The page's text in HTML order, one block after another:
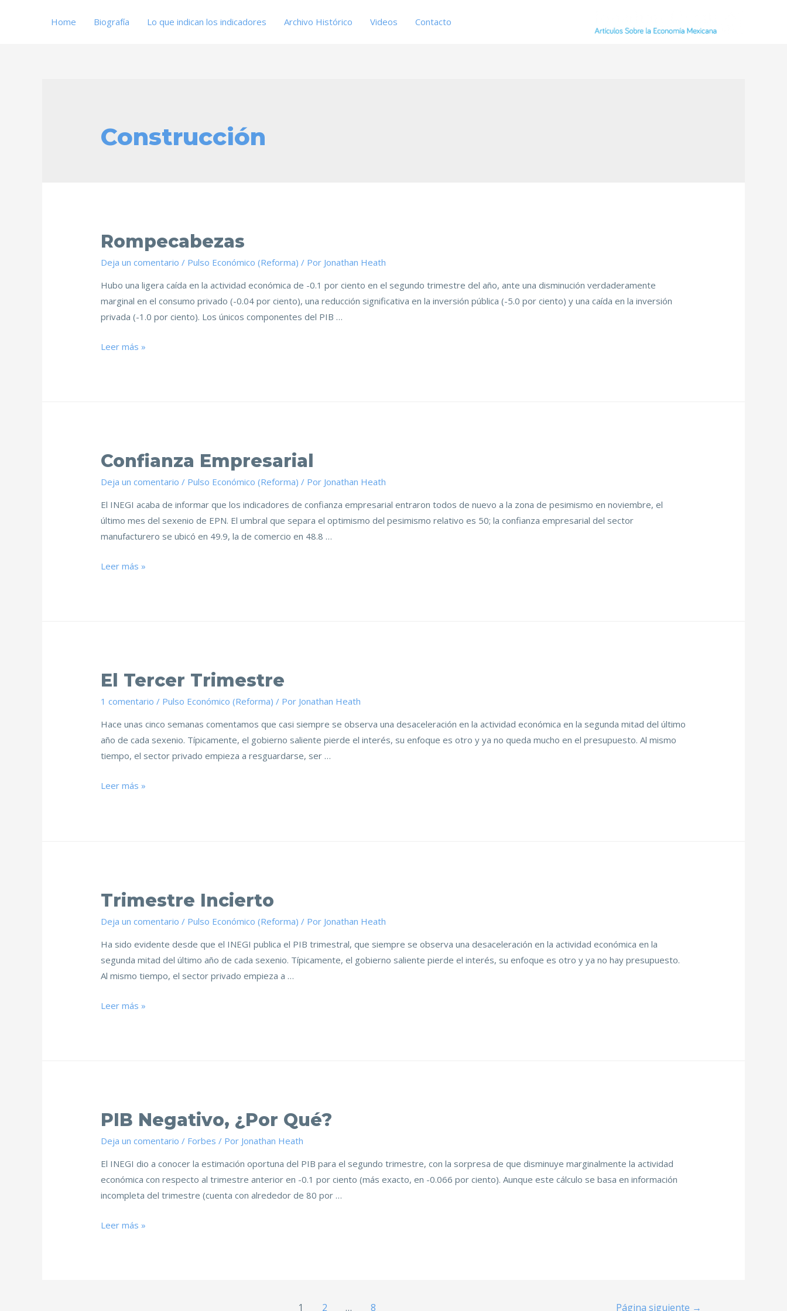
Home Biografía Lo que indican los indicadores Archivo Histórico Videos Contacto
Construcción
Rompecabezas
Deja un comentario / Pulso Económico (Reforma) / Por Jonathan Heath
Hubo una ligera caída en la actividad económica de -0.1 por ciento en el segundo trimestre del año, ante una disminución verdaderamente
marginal en el consumo privado (-0.04 por ciento), una reducción significativa en la inversión pública (-5.0 por ciento) y una caída en la inversión
privada (-1.0 por ciento). Los únicos componentes del PIB …
Leer más »
Confianza Empresarial
Deja un comentario / Pulso Económico (Reforma) / Por Jonathan Heath
El INEGI acaba de informar que los indicadores de confianza empresarial entraron todos de nuevo a la zona de pesimismo en noviembre, el
último mes del sexenio de EPN. El umbral que separa el optimismo del pesimismo relativo es 50; la confianza empresarial del sector
manufacturero se ubicó en 49.9, la de comercio en 48.8 …
Leer más »
El Tercer Trimestre
1 comentario / Pulso Económico (Reforma) / Por Jonathan Heath
Hace unas cinco semanas comentamos que casi siempre se observa una desaceleración en la actividad económica en la segunda mitad del último
año de cada sexenio. Típicamente, el gobierno saliente pierde el interés, su enfoque es otro y ya no queda mucho en el presupuesto. Al mismo
tiempo, el sector privado empieza a resguardarse, ser …
Leer más »
Trimestre Incierto
Deja un comentario / Pulso Económico (Reforma) / Por Jonathan Heath
Ha sido evidente desde que el INEGI publica el PIB trimestral, que siempre se observa una desaceleración en la actividad económica en la
segunda mitad del último año de cada sexenio. Típicamente, el gobierno saliente pierde el interés, su enfoque es otro y ya no hay presupuesto.
Al mismo tiempo, el sector privado empieza a …
Leer más »
PIB Negativo, ¿Por Qué?
Deja un comentario / Forbes / Por Jonathan Heath
El INEGI dio a conocer la estimación oportuna del PIB para el segundo trimestre, con la sorpresa de que disminuye marginalmente la actividad
económica con respecto al trimestre anterior en -0.1 por ciento (más exacto, en -0.066 por ciento). Aunque este cálculo se basa en información
incompleta del trimestre (cuenta con alrededor de 80 por …
Leer más »
1 2 … 8 Página siguiente →